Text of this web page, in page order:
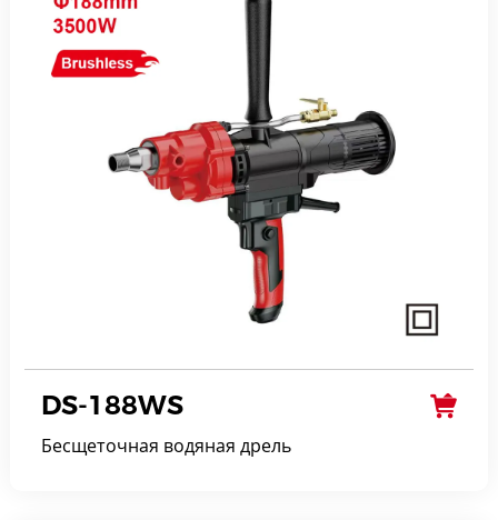
DS-188WS
Бесщеточная водяная дрель